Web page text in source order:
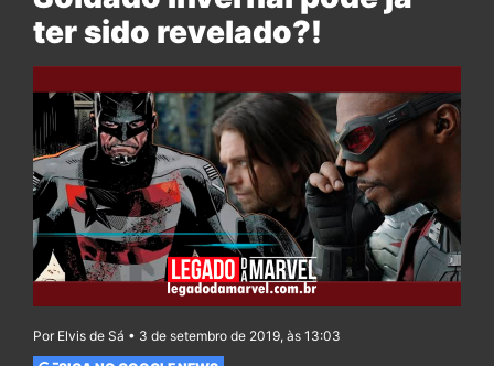
ter sido revelado?!
Por Elvis de Sá • 3 de setembro de 2019, às 13:03